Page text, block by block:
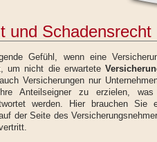
und Schadensrecht
Gefühl, wenn eine
um nicht die erwartete
Versicherungen nur
Anteilseigner zu erzielen,
werden. Hier brauchen Sie
der Seite des